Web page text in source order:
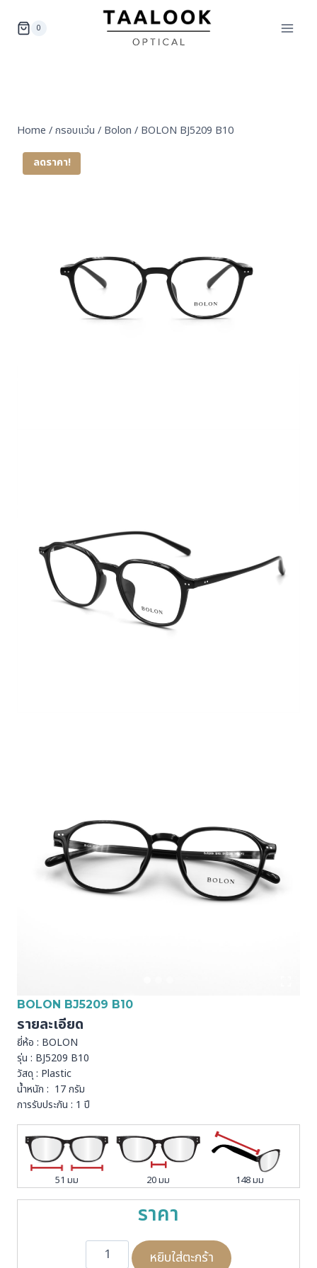
0
Home /กรอบแว่น / Bolon / BOLON BJ5209 B10
ลดราคา!
BOLON BJ5209 B10
รายละเอียด
ยี่ห้อ : BOLON
รุ่น : BJ5209 B10
วัสดุ : Plastic
น้ำหนัก : 17 กรัม
การรับประกัน : 1 ปี
51 มม 20 มม 148 มม
ราคา
จำ
หยิบใส่ตะกร้า